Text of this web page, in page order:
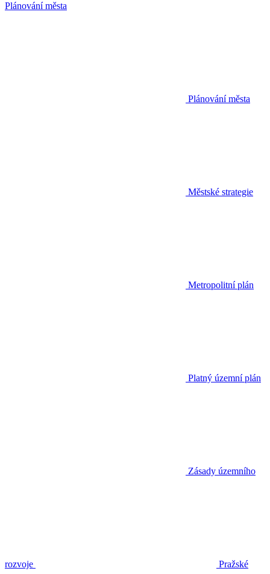
Plánování města
Plánování města
Městské strategie
Metropolitní plán
Platný územní plán
Zásady územního
rozvoje Pražské